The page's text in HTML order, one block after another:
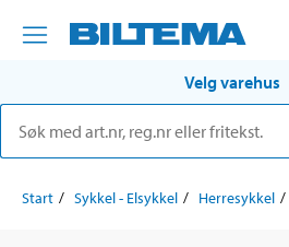
Velg varehus
Start Sykkel - Elsykkel Herresykkel